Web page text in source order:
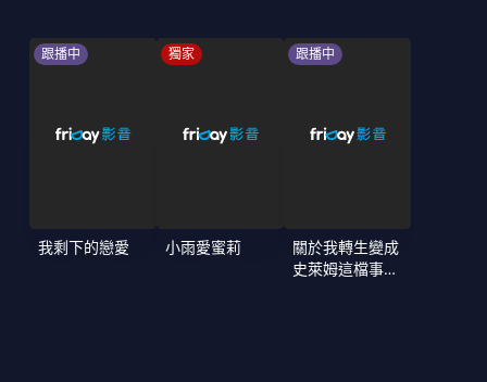
跟播中
我剩下的戀愛
獨家
小雨愛蜜莉
跟播中
關於我轉生變成
史萊姆這檔事